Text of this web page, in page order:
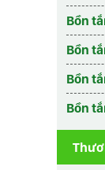
Bồn
Bồn
Bồn
Bồn